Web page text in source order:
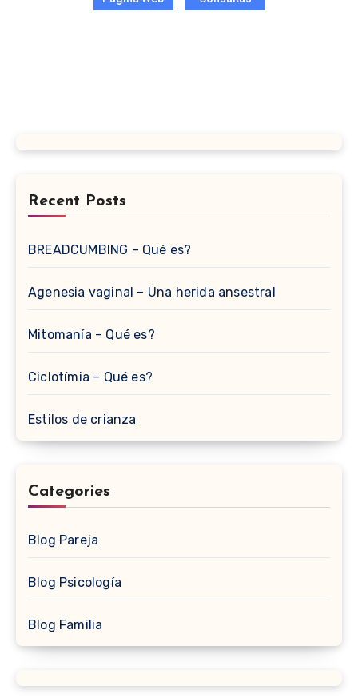
Recent Posts
BREADCUMBING – Qué es?
Agenesia vaginal – Una herida ansestral
Mitomanía – Qué es?
Ciclotímia – Qué es?
Estilos de crianza
Categories
Blog Pareja
Blog Psicología
Blog Familia